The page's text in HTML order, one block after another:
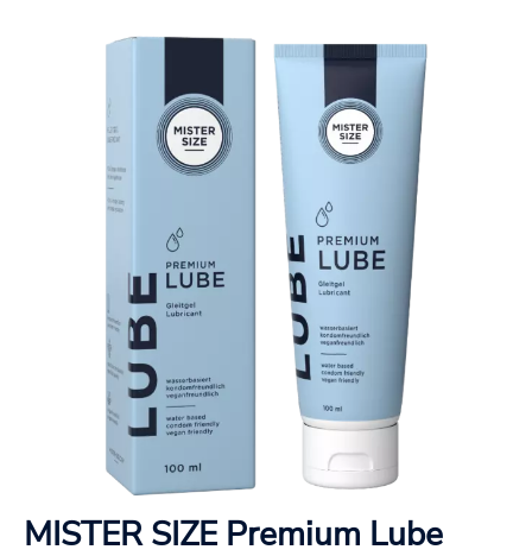
MISTER SIZE Premium Lube